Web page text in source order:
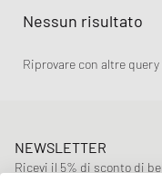
Nessun risultato
Riprovare con altre
NEWSLETTER
Ricevi il 5% di sconto di